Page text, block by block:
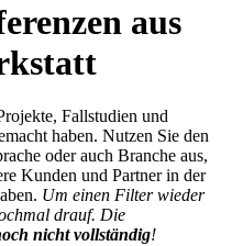
aus
Fallstudien und
haben. Nutzen Sie den
oder auch Branche aus,
Kunden und Partner in der
Um einen Filter wieder
drauf. Die
nicht vollständig!